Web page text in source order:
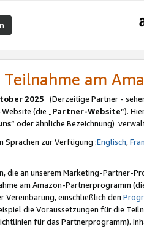
am
2025 (Derzeitige Partner -
(die „Partner-Website“).
“ oder ähnliche Bezeichnung)
Sprachen zur Verfügung :Englisch,
die an unserem Marketing-Partner-
am Amazon-Partnerprogramm
Vereinbarung, einschließlich den
die Voraussetzungen für die
für das Partnerprogramm).